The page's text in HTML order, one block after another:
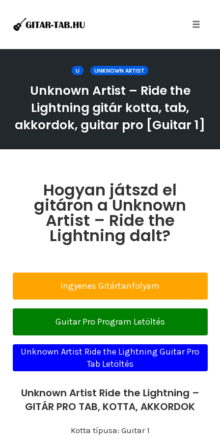
U UNKNOWN ARTIST
Unknown Artist – Ride the
Lightning gitár kotta, tab,
akkordok, guitar pro [Guitar 1]
Hogyan játszd el
gitáron a Unknown
Artist – Ride the
Lightning dalt?
Ingyenes Gitártanfolyam
Guitar Pro Program Letöltés
Unknown Artist Ride the Lightning Guitar Pro
Tab Letöltés
Unknown Artist Ride the Lightning –
GITÁR PRO TAB, KOTTA, AKKORDOK
Kotta típusa: Guitar 1